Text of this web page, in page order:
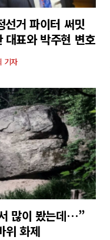
거 파이터 써밋
대표와 박주현 변호
기자
많이 봤는데…”
위 화제